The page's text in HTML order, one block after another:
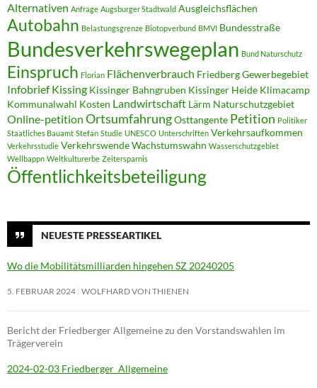
Alternativen Anfrage Augsburger Stadtwald Ausgleichsflächen
Autobahn Belastungsgrenze Biotopverbund BMVI Bundesstraße
Bundesverkehrswegeplan Bund Naturschutz
Einspruch Florian Flächenverbrauch FriedbergGewerbegebiet
Infobrief Kissing Kissinger Bahngruben Kissinger Heide Klimacamp
Kommunalwahl Kosten Landwirtschaft Lärm Naturschutzgebiet
Online-petition OrtsumfahrungOsttangente Petition Politiker
Staatliches Bauamt Stefan Studie UNESCO Unterschriften Verkehrsaufkommen
Verkehrsstudie VerkehrswendeWachstumswahn Wasserschutzgebiet
Wellbappn Weltkulturerbe Zeitersparnis
Öffentlichkeitsbeteiligung
NEUESTE PRESSEARTIKEL
Wo die Mobilitätsmilliarden hingehen SZ 20240205
5. FEBRUAR 2024 WOLFHARD VON THIENEN
Bericht der Friedberger Allgemeine zu den Vorstandswahlen im
Trägerverein
2024-02-03 Friedberger_Allgemeine